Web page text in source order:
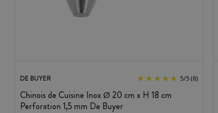
DE BUYER 5/5(8)
Chinois de Cuisine Inox Ø 20 cm x H 18 cm
Perforation 1,5 mm De Buyer